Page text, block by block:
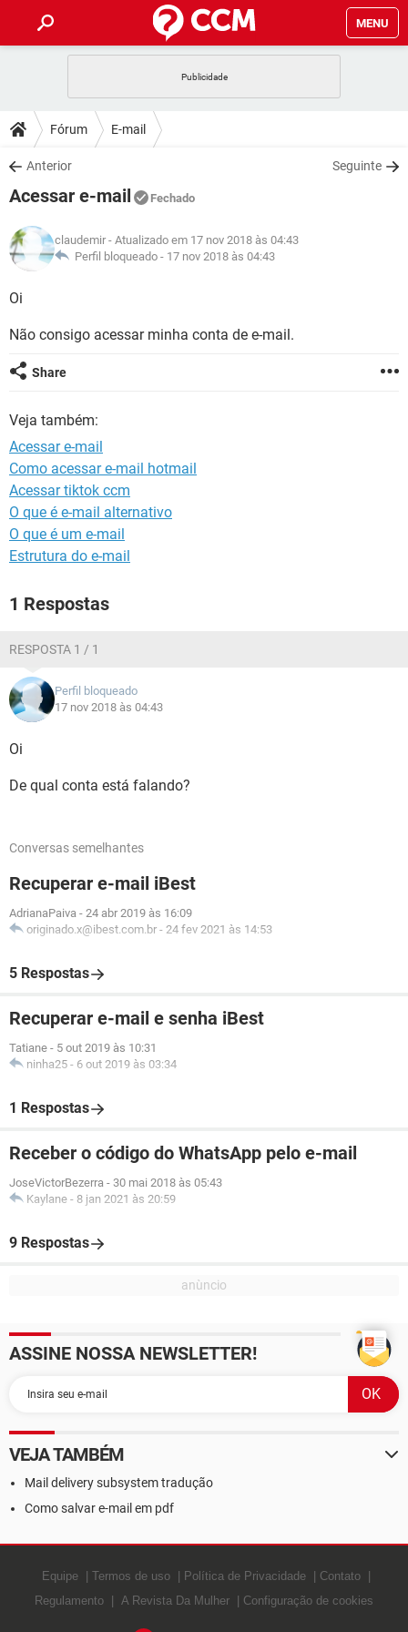
MENU
CELULAR
OUTLOOK
INSTAGRAM
GUIA DE COMPRAS
DICAS
JOGOS
INSTAGRAM GMAIL
GUIA DE COMPRAS
DOWNLOADS
JOGOS
CELULAR
OUTLOOK EXCEL
INSTAGRAM
JOGOS WHATSAPP
CELULAR
OUTLOOK
INSTAGRAM GMAIL
GUIA DE COMPRAS
GLOSSÁRIO
JOGOS
INSTAGRAM
GUIA DE COMPRAS
Fórum E-mail
Anterior Seguinte
Acessar e-mail Fechado
claudemir - Atualizado em 17 nov 2018 às 04:43
Perfil bloqueado - 17 nov 2018 às 04:43
Oi
Não consigo acessar minha conta de e-mail.
Share
Veja também:
Acessar e-mail
Como acessar e-mail hotmail
Acessar tiktok ccm
O que é e-mail alternativo
O que é um e-mail
Estrutura do e-mail
1 Respostas
RESPOSTA 1 / 1
Perfil bloqueado
17 nov 2018 às 04:43
Oi
De qual conta está falando?
Conversas semelhantes
Recuperar e-mail iBest
AdrianaPaiva - 24 abr 2019 às 16:09
originado.x@ibest.com.br - 24 fev 2021 às 14:53
5 Respostas
Recuperar e-mail e senha iBest
Tatiane - 5 out 2019 às 10:31
ninha25 - 6 out 2019 às 03:34
1 Respostas
Receber o código do WhatsApp pelo e-mail
JoseVictorBezerra - 30 mai 2018 às 05:43
Kaylane - 8 jan 2021 às 20:59
9 Respostas
ASSINE NOSSA NEWSLETTER!
VEJA TAMBÉM
Mail delivery subsystem tradução
Como salvar e-mail em pdf
Equipe Termos de uso Política de Privacidade
Contato
Regulamento
A Revista Da Mulher Configuração de cookies